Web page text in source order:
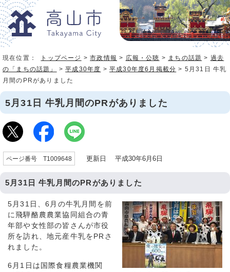
現在位置： トップページ >市政情報 > 広報・公聴 > まちの話題 > 過去
の「まちの話題」
>平成30年度 >平成30年度6月掲載分 > 5月31日 牛乳
月間のPRがありました
5月31日 牛乳月間のPRがありました
ページ番号 T1009648 更新日 平成30年6月6日
5月31日 牛乳月間のPRがありました
5月31日、6月の牛乳月間を前
に飛騨酪農農業協同組合の青
年部や女性部の皆さんが市役
所を訪れ、地元産牛乳をPRさ
れました。
6月1日は国際食糧農業機関